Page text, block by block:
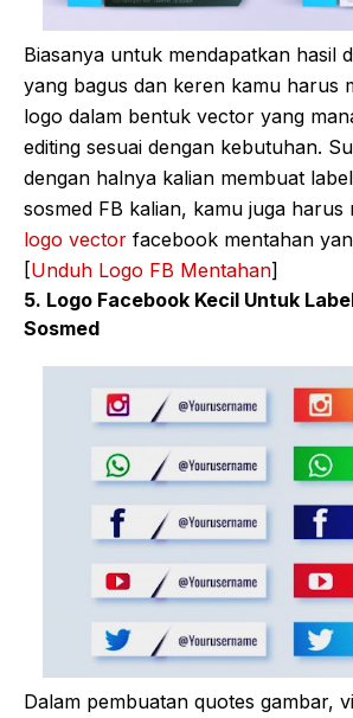
Biasanya untuk mendapatkan hasil
yang bagus dan keren kamu harus
logo dalam bentuk vector yang
editing sesuai dengan kebutuhan.
dengan halnya kalian membuat
sosmed FB kalian, kamu juga harus
logo vector facebook mentahan
[Unduh Logo FB Mentahan]
5. Logo Facebook Kecil Untuk
Sosmed
Dalam pembuatan quotes gambar,